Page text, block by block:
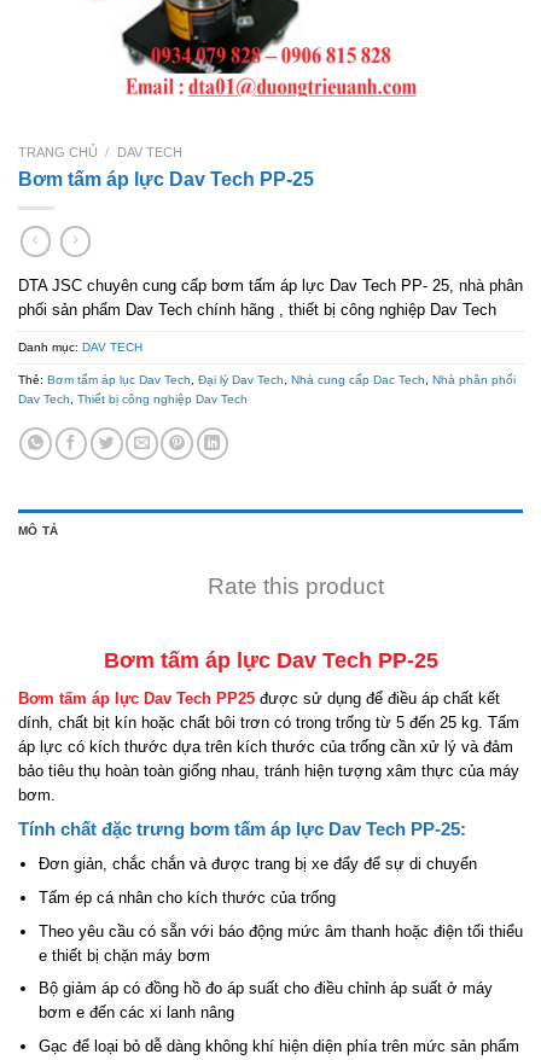
TRANG CHỦ / DAV TECH
Bơm tấm áp lực Dav Tech PP-25
DTA JSC chuyên cung cấp bơm tấm áp lực Dav Tech PP- 25, nhà phân
phối sản phẩm Dav Tech chính hãng , thiết bị công nghiệp Dav Tech
Danh mục: DAV TECH
Thẻ: Bơm tấm áp lục Dav Tech Đại lý Dav Tech Nhà cung cấp Dac Tech
Nhà phân phối
Dav Tech
Thiết bị công nghiệp Dav Tech
MÔ TẢ
Rate this product
Bơm tấm áp lực Dav Tech PP-25
Bơm tấm áp lực Dav Tech PP25 được sử dụng để điều áp chất kết
dính, chất bịt kín hoặc chất bôi trơn có trong trống từ 5 đến 25 kg. Tấm
áp lực có kích thước dựa trên kích thước của trống cần xử lý và đảm
bảo tiêu thụ hoàn toàn giống nhau, tránh hiện tượng xâm thực của máy
bơm.
Tính chất đặc trưng bơm tấm áp lực Dav Tech PP-25:
Đơn giản, chắc chắn và được trang bị xe đẩy để sự di chuyển
Tấm ép cá nhân cho kích thước của trống
Theo yêu cầu có sẵn với báo động mức âm thanh hoặc điện tối thiểu
e thiết bị chặn máy bơm
Bộ giảm áp có đồng hồ đo áp suất cho điều chỉnh áp suất ở máy
bơm e đến các xi lanh nâng
Gạc để loại bỏ dễ dàng không khí hiện diện phía trên mức sản phẩm